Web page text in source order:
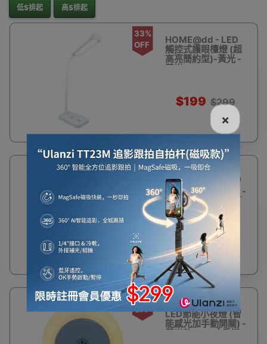
低$排起 高$排起
33%
OFF
HOME@dd - LED
觸控式護眼檯燈 (超
高亮簡約型)-黃光 -
黃光
$199 $299
14%
HOME@dd - 圓形
LED節能小夜燈 (智
能感光加手動開關) -
白光款 HL82 | 香港
行貨
$59 $69
14%
OFF
HOME@dd - 圓形
LED節能小夜燈 (智
能感光加手動開關) -
黃光款 HL82| 香港
×